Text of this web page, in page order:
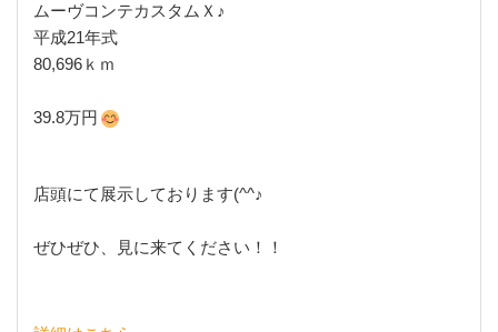
ムーヴコンテカスタムＸ♪
平成21年式
80,696ｋｍ
39.8万円
店頭にて展示しております(^^♪
ぜひぜひ、見に来てください！！